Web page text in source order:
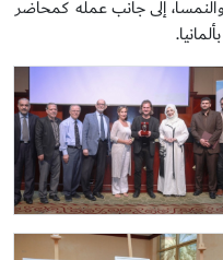
والنمسا، إلى جانب عمله كمحاضر